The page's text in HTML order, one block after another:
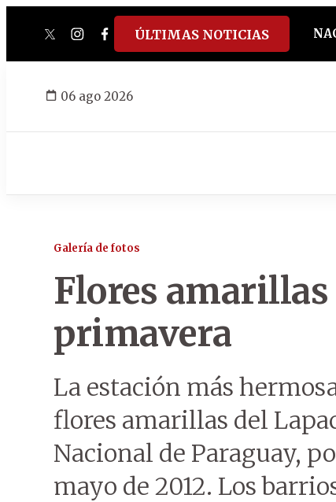
twitterinstagram
facebook
tiktokyoutube
spotify
ÚLTIMAS NOTICIAS
06 ago 2026
Galería de fotos
Flores amarillas
primavera
La estación más
flores amarillas del
Nacional de Paraguay,
mayo de 2012. Los